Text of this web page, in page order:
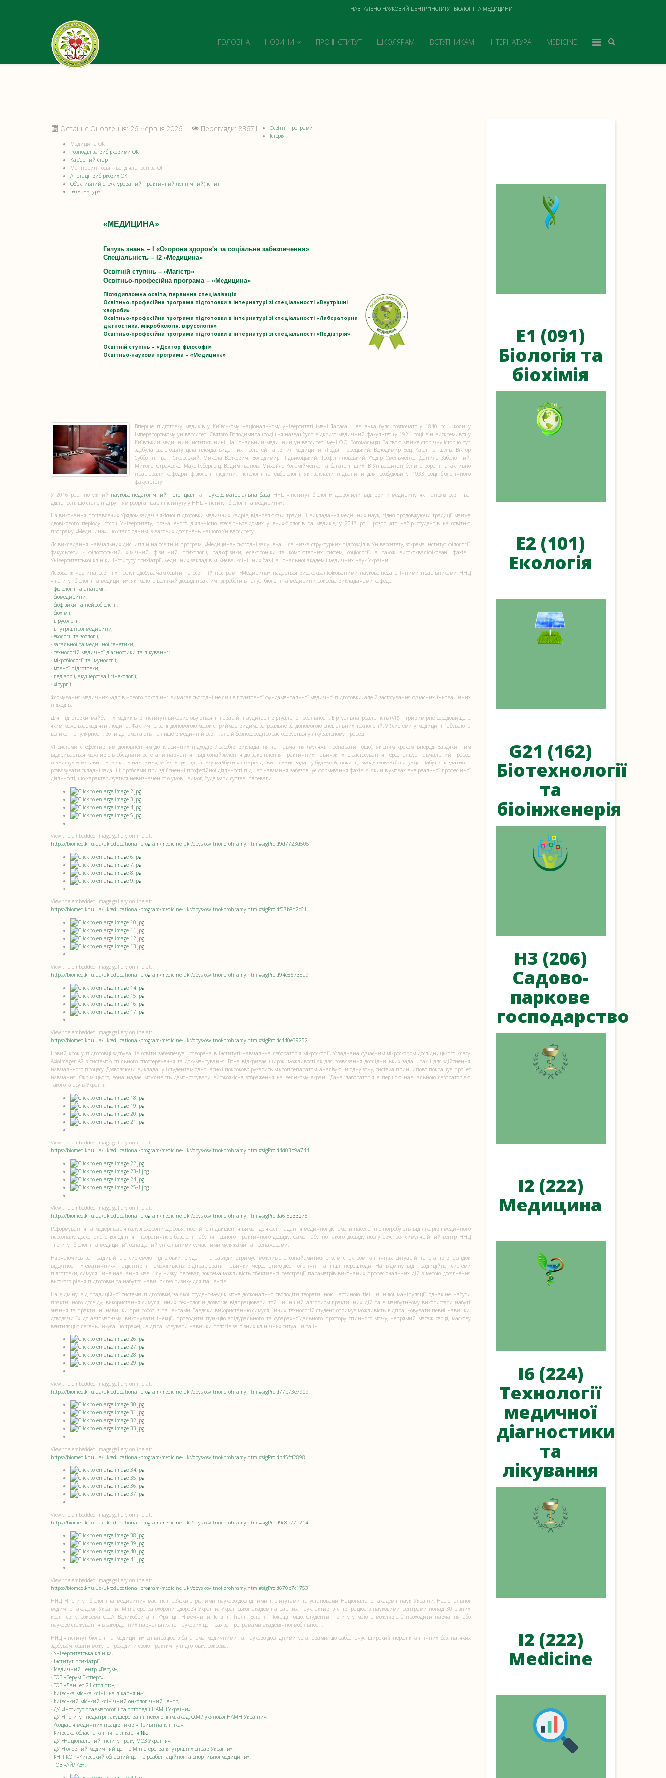
НАВЧАЛЬНО-НАУКОВИЙ ЦЕНТР "ІНСТИТУТ БІОЛОГІЇ ТА МЕДИЦИНИ"
ГОЛОВНА НОВИНИ ПРО ІНСТИТУТ ШКОЛЯРАМ ВСТУПНИКАМ ІНТЕРНАТУРА MEDICINE
Останнє Оновлення: 26 Червня 2026 Перегляди: 83671
Освітні програми
Історія
Медицина ОК
Розподіл за вибірковими ОК
Кар'єрний старт
Моніторинг освітньої діяльності за ОП
Анотації вибіркових ОК
Об'єктивний структурований практичний (клінічний) іспит
Інтернатура
«МЕДИЦИНА»
Галузь знань– I «Охорона здоров'я та соціальне забезпечення»
Спеціальність– І2 «Медицина»
Oсвітній ступінь–«Магістр»
Освітньо-професійна програма – «Медицина»
Післядипломна освіта, первинна спеціалізація
Освітньо-професійна програма підготовки в інтернатурі зі спеціальності «Внутрішні
хвороби»
Освітньо-професійна програма підготовки в інтернатурі зі спеціальності «Лабораторна
діагностика, мікробіологія, вірусологія»
Освітньо-професійна програма підготовки в інтернатурі зі спеціальності «Педіатрія»
Освітній ступінь – «Доктор філософії»
Освітньо-наукова програма – «Медицина»
Вперше підготовку медиків у Київському національному університеті імені Тараса Шевченка було розпочато у 1840 році, коли у
Імператорському університеті Святого Володимира (тодішня назва) було відкрито медичний факультет (у 1921 році він виокремився у
Київський медичний інститут, нині Національний медичний університет імені О.О. Богомольця). За свою майже сторічну історію тут
здобула свою освіту ціла плеяда видатних постатей та світил медицини: Людвіг Горецький, Володимир Бец, Карл Трітшель, Віктор
Субботін, Іван Сікорський, Микола Волкович, Володимир Підвисоцький, Теофіл Яновський, Федір Омельченко, Данило Заболотний,
Микола Стражеско, Макс Губергріц, Вадим Іванов, Михайло Коломійченко та багато інших. В Університеті були створені та активно
працювали кафедри фізіології людини, гістології та ембріології, які заклали підвалини для розбудови у 1933 році біологічного
факультету.
У 2016 році потужний науково-педагогічний потенціал та науково-матеріальна база ННЦ «Інститут біології» дозволили відновити медицину як напрям освітньої
діяльності, що стало підґрунтям реорганізації інституту у ННЦ «Інститут біології та медицини».
На виконання поставлених Урядом задач з якісної підготовки медичних кадрів, відновлюючи традиції викладання медичних наук, гідно продовжуючи традиції майже
двовікового періоду історії Університету, позначеного діяльністю всесвітньовідомих учених-біологів та медиків, у 2017 році розпочато набір студентів на освітню
програму «Медицина», що стало одним із вагомих досягнень нашого Університету.
До викладання навчальних дисциплін на освітній програмі «Медицина» сьогодні залучена ціла низка структурних підрозділів Університету, зокрема Інститут філології,
факультети - філософський, хімічний, фізичний, психології, радіофізики, електроніки та комп’ютерних систем, соціології, а також висококваліфіковані фахівці
Університетської клініки, Інституту психіатрії, медичних закладів м. Києва, клінічних баз Національної академії медичних наук України.
Левова ж частина освітніх послуг здобувачам освіти на освітній програмі «Медицина» надається висококваліфікованими науково-педагогічними працівниками ННЦ
«Інститут біології та медицини», які мають великий досвід практичної роботи в галузі біології та медицини, зокрема викладачами кафедр:
- фізіології та анатомії;
- біомедицини;
- біофізики та нейробіології;
- біохімії;
- вірусології;
- внутрішньої медицини;
- екології та зоології;
- загальної та медичної генетики;
- технологій медичної діагностики та лікування;
- мікробіології та імунології;
- мовної підготовки;
- педіатрії, акушерства і гінекології;
- хірургії.
Формування медичних кадрів нового покоління вимагає сьогодні не лише ґрунтовної фундаментальної медичної підготовки, але й застосування сучасних інноваційних
підходів.
Для підготовки майбутніх медиків в Інституті використовуються інноваційні аудиторії віртуальної реальності. Віртуальна реальність (VR) - тривимірне середовище, з
яким може взаємодіяти людина. Фактично, за її допомогою мозок сприймає видиме за реальне за допомогою спеціальних технологій. VR-cистеми у медицині набувають
великої популярності, вони допомагають не лише в медичній освіті, але й безпосередньо застосовується у лікувальному процесі.
VR-cистеми є ефективним доповненням до класичних підходів / засобів викладання та навчання (муляжі, препарати тощо), якісним кроком вперед. Завдяки ним
відкривається можливість об'єднати всі етапи навчання - від ознайомлення до закріплення практичних навичок. Їхнє застосування персоналізує навчальний процес,
підвищує ефективність та якість навчання, забезпечує підготовку майбутніх лікарів до вирішення задач у будь-якій, поки що змодельованій, ситуації. Набуття ж здатності
розв’язувати складні задачі і проблеми при здійсненні професійної діяльності під час навчання забезпечує формування фахівця, який в умовах вже реальної професійної
діяльності, що характеризується невизначеністю умов і вимог, буде мати суттєві переваги.
View the embedded image gallery online at:
https://biomed.knu.ua/ukreducational-program/medicine-ukr/opys-osvitnoi-prohramy.html#sigProId9d7723d505
View the embedded image gallery online at:
https://biomed.knu.ua/ukreducational-program/medicine-ukr/opys-osvitnoi-prohramy.html#sigProIdf07b8d2c61
View the embedded image gallery online at:
https://biomed.knu.ua/ukreducational-program/medicine-ukr/opys-osvitnoi-prohramy.html#sigProId94e85738a9
View the embedded image gallery online at:
https://biomed.knu.ua/ukreducational-program/medicine-ukr/opys-osvitnoi-prohramy.html#sigProIdc440e39252
Новий крок у підготовці здобувачів освіти забезпечує і створена в Інституті навчальна лабораторія мікроскопії, обладнана сучасним мікроскопом дослідницького класу
AxioImager A2 з системою спільного спостереження та документування. Вона відкриває широкі можливості як для розв’язання дослідницьких задач, так і для здійснення
навчального процесу. Дозволяючи викладачу і студентам одночасно і покроково рухатись мікропрепаратом, аналізуючи одну зону, система принципово покращує процес
навчання. Окрім цього, вона надає можливість демонструвати високоякісне зображення на великому екрані. Дана лабораторія є першою навчальною лабораторією
такого класу в Україні.
View the embedded image gallery online at:
https://biomed.knu.ua/ukreducational-program/medicine-ukr/opys-osvitnoi-prohramy.html#sigProId4d03b9a744
View the embedded image gallery online at:
https://biomed.knu.ua/ukreducational-program/medicine-ukr/opys-osvitnoi-prohramy.html#sigProIda6f8233275
Реформування та модернізація галузі охорони здоров'я, постійне підвищення вимог до якості надання медичної допомоги населенню потребують від лікарів і медичного
персоналу досконалого володіння і теоретичною базою, і набуття певного практичного досвіду. Саме набуттю такого досвіду послуговується симуляційний центр ННЦ
“Інститут біології та медицини”, оснащений унікальними сучасними муляжами та тренажерами.
Навчаючись за традиційною системою підготовки, студент не завжди отримує можливість ознайомитися з усім спектром клінічних ситуацій та станів внаслідок
відсутності «тематичних» пацієнтів і неможливість відпрацювати навички через етико-деонтологічні та інші перешкоди. На відміну від традиційної системи
підготовки, симуляційне навчання має цілу низку переваг, зокрема можливість об’єктивної реєстрації параметрів виконаних професіональних дій з метою досягнення
високого рівня підготовки та набуття навичок без ризику для пацієнтів.
На відміну від традиційної системи підготовки, за якої студент-медик може досконально оволодіти теоретичною частиною тієї чи іншої маніпуляції, однак не набути
практичного досвіду, використання симуляційних технологій дозволяє відпрацювати той чи інший алгоритм практичних дій та в майбутньому використати набуті
знання та практичні навички при роботі з пацієнтами. Завдяки використанню симуляційних технологій студент отримує можливість відпрацьовувати певні навички,
доводячи їх до автоматизму: виконувати ін’єкції, проводити пункцію епідурального та субарахноїдального простору спинного мозку, непрямий масаж серця, маскову
вентиляцію легень, інкубацію трахеї, , відпрацьовувати навички пологів за різних клінічних ситуацій та ін.
View the embedded image gallery online at:
https://biomed.knu.ua/ukreducational-program/medicine-ukr/opys-osvitnoi-prohramy.html#sigProId77b73e7909
View the embedded image gallery online at:
https://biomed.knu.ua/ukreducational-program/medicine-ukr/opys-osvitnoi-prohramy.html#sigProIdb45fcf2898
View the embedded image gallery online at:
https://biomed.knu.ua/ukreducational-program/medicine-ukr/opys-osvitnoi-prohramy.html#sigProId9c8b77b214
View the embedded image gallery online at:
https://biomed.knu.ua/ukreducational-program/medicine-ukr/opys-osvitnoi-prohramy.html#sigProId670b7c1753
ННЦ «Інститут біології та медицини» має тісні зв'язки з різними науково-дослідними інститутами та установами Національної академії наук України, Національної
медичної академії України, Міністерства охорони здоров'я України, Української академії аграрних наук, активно співпрацює з науковими центрами понад 30 різних
країн світу, зокрема США, Великобританії, Франції, Німеччини, Іспанії, Італії, Естонії, Польщі тощо. Студенти Інституту мають можливість проходити навчання або
наукове стажування в закордонних навчальних та наукових центрах за програмами академічної мобільності.
ННЦ «Інститут біології та медицини» співпрацює з багатьма медичними та науково-дослідними установами, що забезпечує широкий перелік клінічних баз, на яких
здобувачі освіти можуть проходити свою практичну підготовку, зокрема:
- Університетська клініка,
- Інститут психіатрії,
- Медичний центр «Верум»,
- ТОВ «Верум Експерт»,
- ТОВ «Ланцет 21 століття»,
- Київська міська клінічна лікарня №4,
- Київський міський клінічний онкологічний центр,
- ДУ «Інститут травматології та ортопедії НАМН України»,
- ДУ «Інститут педіатрії, акушерства і гінекології ім. акад. О.М.Лук’янової НАМН України»,
- Асоціація медичних працівників «Привітна клініка»,
- Київська обласна клінічна лікарня №2,
- ДУ «Національний інститут раку МОЗ України»,
- ДУ «Головний медичний центр Міністерства внутрішніх справ України»,
- КНП КОР «Київський обласний центр реабілітаційної та спортивної медицини»,
- ТОВ «АЙЛАЗ».
Е1 (091)
Біологія та
біохімія
Е2 (101)
Екологія
G21 (162)
Біотехнології
та
біоінженерія
H3 (206)
Садово-
паркове
господарство
I2 (222)
Медицина
I6 (224)
Технології
медичної
діагностики
та
лікування
I2 (222)
Medicine